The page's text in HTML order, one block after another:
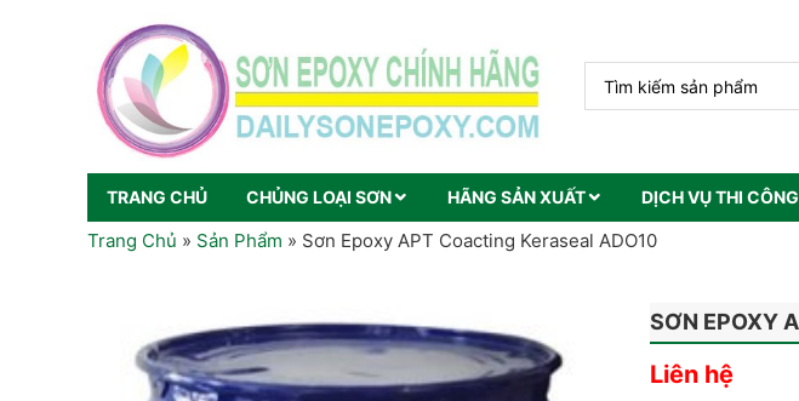
TRANG CHỦ CHỦNG LOẠI SƠN HÃNG SẢN XUẤT DỊCH VỤ THI CÔNG
Trang Chủ » Sản Phẩm » Sơn Epoxy APT Coacting Keraseal ADO10
SƠN EPOXY
Liên hệ